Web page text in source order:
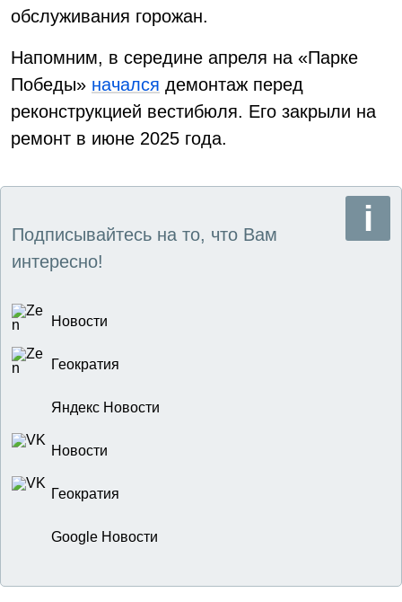
обслуживания горожан.
Напомним, в середине апреля на «Парке
Победы» начался демонтаж перед
реконструкцией вестибюля. Его закрыли на
ремонт в июне 2025 года.
Подписывайтесь на то, что Вам
интересно!
Новости
Геократия
Яндекс Новости
Новости
Геократия
Google Новости